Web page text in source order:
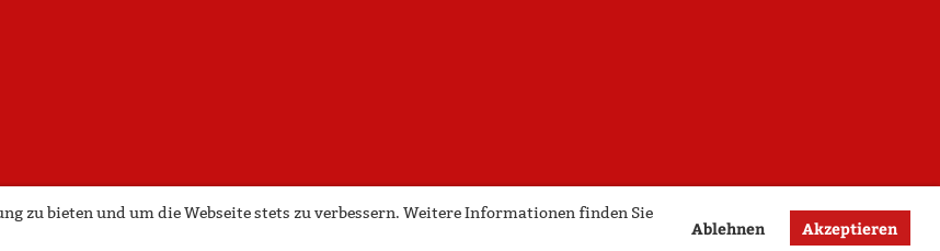
zu bieten und um die Webseite stets zu verbessern. Weitere Informationen finden Sie
Ablehnen Akzeptieren